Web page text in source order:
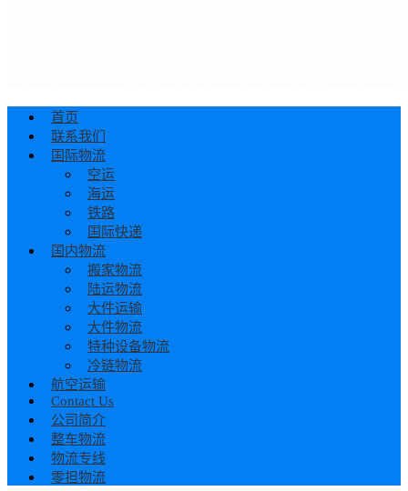
首页
联系我们
国际物流
空运
海运
铁路
国际快递
国内物流
搬家物流
陆运物流
大件运输
大件物流
特种设备物流
冷链物流
航空运输
Contact Us
公司简介
整车物流
物流专线
零担物流